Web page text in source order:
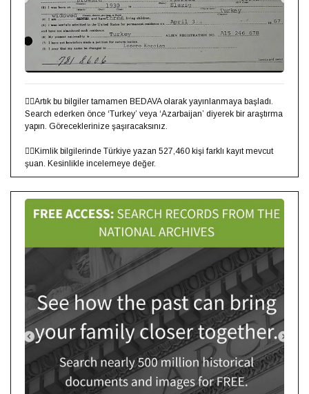
👍🏻Artık bu bilgiler tamamen BEDAVA olarak yayınlanmaya başladı.
Search ederken önce ‘Turkey’ veya ‘Azarbaijan’ diyerek bir araştırma
yapın. Göreceklerinize şaşıracaksınız. ⁣
👉🏻Kimlik bilgilerinde Türkiye yazan 527,460 kişi farklı kayıt mevcut
şuan. Kesinlikle incelemeye değer.⁣